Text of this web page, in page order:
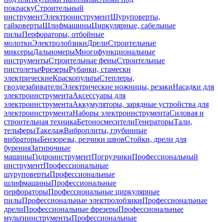
покраскуСтроительный
инструментЭлектроинструментШуруповерты,
гайковертыШлифмашиныЦиркулярные, сабельные
пилыПерфораторы, отбойные
молоткиЭлектролобзикиДрелиСтроительные
миксерыДальномерыМногофункциональные
инструментыСтроительные феныСтроительные
пистолетыФрезерыРубанки, стамески
электрическиеКраскопультыСтеплеры,
гвоздезабивателиЭлектрические ножницы, резакиНасадки для
электроинструментаАксессуары для
электроинструментаАккумуляторы, зарядные устройства для
электроинструментаНаборы электроинструментаСиловая и
строительная техникаБетоносмесителиГенераторыТали,
тельферыТакелажВиброплиты, глубинные
вибраторыБензорезы, резчики швовСтойки, дрели для
буренияЗатирочные
машиныГидроинструментПогрузчикиПрофессиональный
инструментПрофессиональные
шуруповертыПрофессиональные
шлифмашиныПрофессиональные
перфораторыПрофессиональные циркулярные
пилыПрофессиональные электролобзикиПрофессиональные
дрелиПрофессиональные фрезерыПрофессиональные
мультиинструментыПрофессиональные